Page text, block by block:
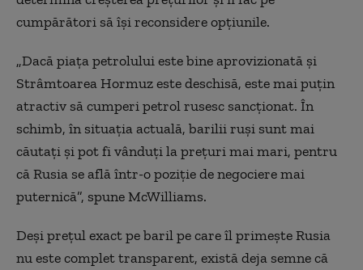
cumpărători să își reconsidere opțiunile.
„Dacă piața petrolului este bine aprovizionată și
Strâmtoarea Hormuz este deschisă, este mai puțin
atractiv să cumperi petrol rusesc sancționat. În
schimb, în situația actuală, barilii ruși sunt mai
căutați și pot fi vânduți la prețuri mai mari, pentru
că Rusia se află într-o poziție de negociere mai
puternică”, spune McWilliams.
Deși prețul exact pe baril pe care îl primește Rusia
nu este complet transparent, există deja semne că